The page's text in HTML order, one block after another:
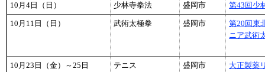
10月4日（日） 少林寺拳法 盛岡市 第43回少
10月11日（日） 武術太極拳 盛岡市
第20回東
ニア武術
10月23日（金）～25日
テニス 盛岡市
大正製薬